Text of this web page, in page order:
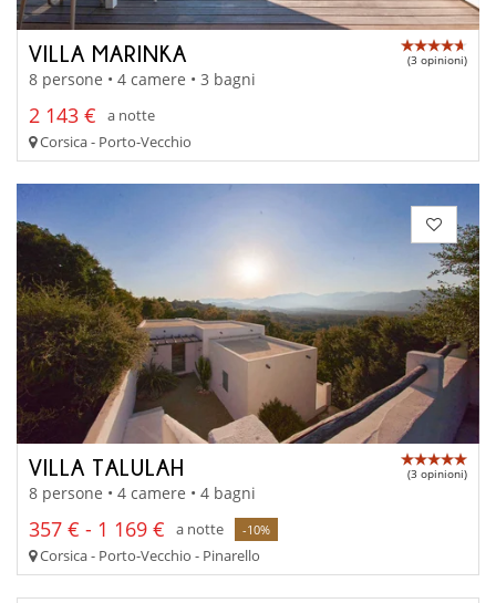
VILLA MARINKA (3 opinioni)
8 persone • 4 camere • 3 bagni
2 143 €
a notte
Corsica - Porto-Vecchio
VILLA TALULAH (3 opinioni)
8 persone • 4 camere • 4 bagni
357 € - 1 169 € a notte -10%
Corsica - Porto-Vecchio - Pinarello